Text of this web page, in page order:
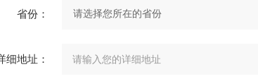
省份：
细地址：